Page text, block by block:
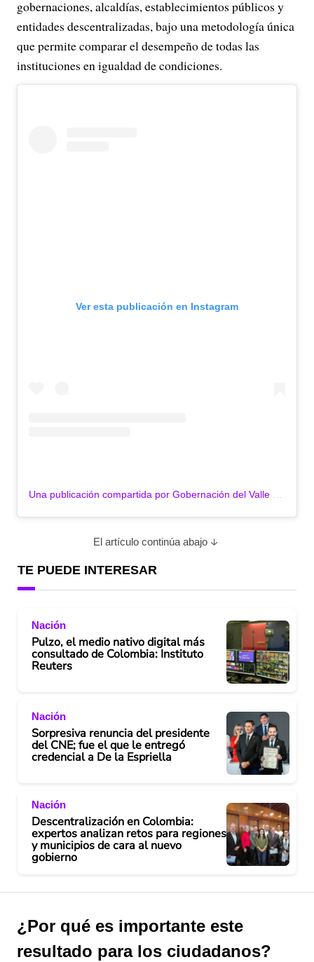
gobernaciones, alcaldías, establecimientos públicos y
entidades descentralizadas, bajo una metodología única
que permite comparar el desempeño de todas las
instituciones en igualdad de condiciones.
Ver esta publicación en Instagram
El artículo continúa abajo
TE PUEDE INTERESAR
Nación
Pulzo, el medio nativo digital más
consultado de Colombia: Instituto
Reuters
Nación
Sorpresiva renuncia del presidente
del CNE; fue el que le entregó
credencial a De la Espriella
Nación
Descentralización en Colombia:
expertos analizan retos para regiones
y municipios de cara al nuevo
gobierno
¿Por qué es importante este
resultado para los ciudadanos?